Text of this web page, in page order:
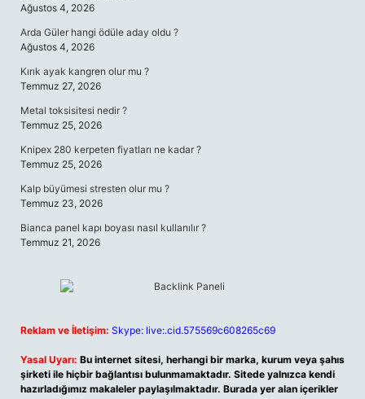
Ağustos 4, 2026
Arda Güler hangi ödüle aday oldu ?
Ağustos 4, 2026
Kırık ayak kangren olur mu ?
Temmuz 27, 2026
Metal toksisitesi nedir ?
Temmuz 25, 2026
Knipex 280 kerpeten fiyatları ne kadar ?
Temmuz 25, 2026
Kalp büyümesi stresten olur mu ?
Temmuz 23, 2026
Bianca panel kapı boyası nasıl kullanılır ?
Temmuz 21, 2026
Reklam ve İletişim: Skype: live:.cid.575569c608265c69
Yasal Uyarı: Bu internet sitesi, herhangi bir marka, kurum veya şahıs
şirketi ile hiçbir bağlantısı bulunmamaktadır. Sitede yalnızca kendi
hazırladığımız makaleler paylaşılmaktadır. Burada yer alan içerikler